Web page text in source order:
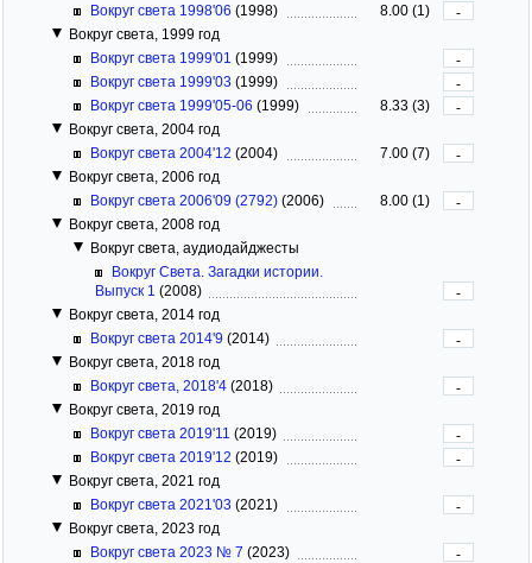
Вокруг света 1998'06 (1998) 8.00 (1)
-
Вокруг света, 1999 год
Вокруг света 1999'01 (1999)
-
Вокруг света 1999'03 (1999)
-
Вокруг света 1999'05-06 (1999) 8.33 (3)
-
Вокруг света, 2004 год
Вокруг света 2004'12 (2004) 7.00 (7)
-
Вокруг света, 2006 год
Вокруг света 2006'09 (2792) (2006) 8.00 (1)
-
Вокруг света, 2008 год
Вокруг света, аудиодайджесты
Вокруг Света. Загадки истории.
Выпуск 1 (2008)
-
Вокруг света, 2014 год
Вокруг света 2014'9 (2014)
-
Вокруг света, 2018 год
Вокруг света, 2018'4 (2018)
-
Вокруг света, 2019 год
Вокруг света 2019'11 (2019)
-
Вокруг света 2019'12 (2019)
-
Вокруг света, 2021 год
Вокруг света 2021'03 (2021)
-
Вокруг света, 2023 год
Вокруг света 2023 № 7 (2023)
-